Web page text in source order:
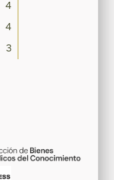
4
4
3